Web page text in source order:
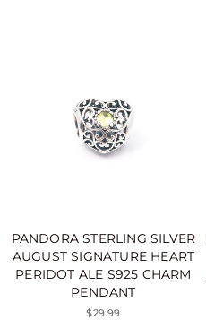
PANDORA STERLING SILVER
AUGUST SIGNATURE HEART
PERIDOT ALE S925 CHARM
PENDANT
$29.99